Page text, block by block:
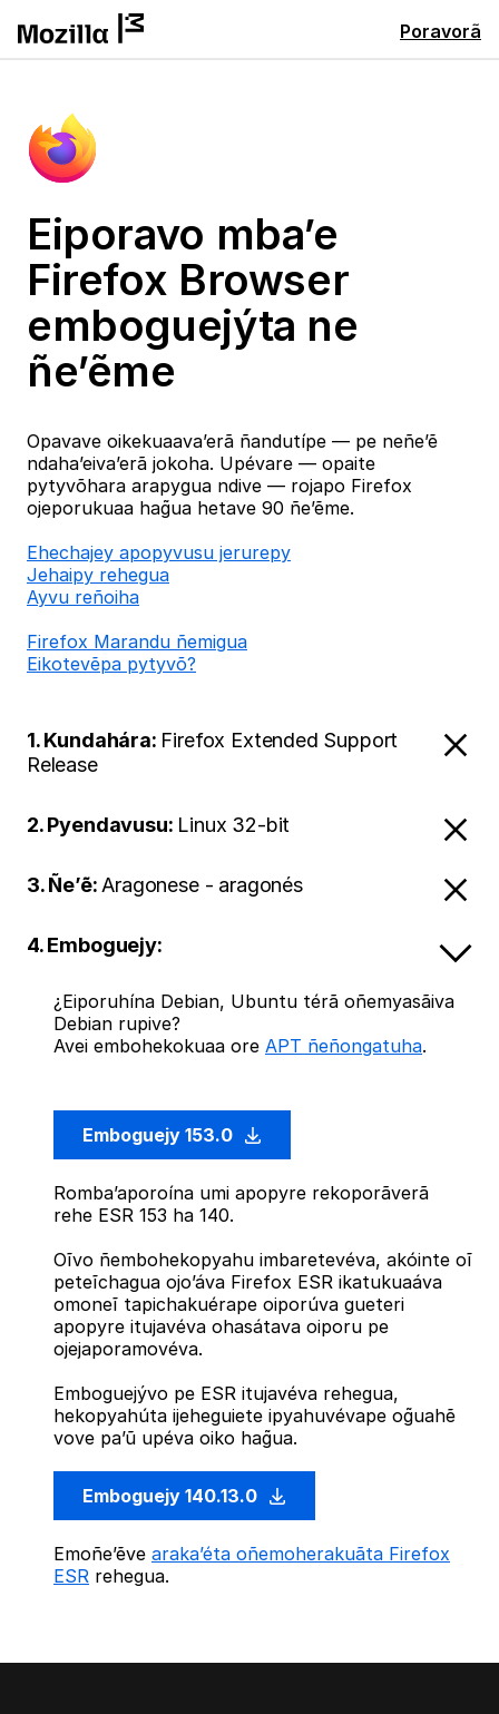
Poravorã
Eiporavo mba’e
Firefox Browser
emboguejýta ne
ñe’ẽme
Opavave oikekuaava’erã ñandutípe — pe neñe’ẽ
ndaha’eiva’erã jokoha. Upévare — opaite
pytyvõhara arapygua ndive — rojapo Firefox
ojeporukuaa hag̃ua hetave 90 ñe’ẽme.
Ehechajey apopyvusu jerurepy
Jehaipy rehegua
Ayvu reñoiha
Firefox Marandu ñemigua
Eikotevẽpa pytyvõ?
1. Kundahára: Firefox Extended Support
Release
2. Pyendavusu: Linux 32-bit
3. Ñe’ẽ: Aragonese - aragonés
4. Emboguejy:
¿Eiporuhína Debian, Ubuntu térã oñemyasãiva
Debian rupive?
Avei embohekokuaa ore APT ñeñongatuha.
Emboguejy 153.0
Romba’aporoína umi apopyre rekoporãverã
rehe ESR 153 ha 140.
Oĩvo ñembohekopyahu imbaretevéva, akóinte oĩ
peteĩchagua ojo’áva Firefox ESR ikatukuaáva
omoneĩ tapichakuérape oiporúva gueteri
apopyre itujavéva ohasátava oiporu pe
ojejaporamovéva.
Emboguejývo pe ESR itujavéva rehegua,
hekopyahúta ijeheguiete ipyahuvévape og̃uahẽ
vove pa’ũ upéva oiko hag̃ua.
Emboguejy 140.13.0
Emoñe’ẽve araka’éta oñemoherakuãta Firefox
ESR rehegua.